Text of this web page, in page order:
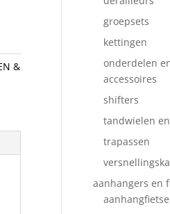
&
groepsets
kettingen
onderdelen
accessoires
shifters
tandwielen
trapassen
aanhangers en